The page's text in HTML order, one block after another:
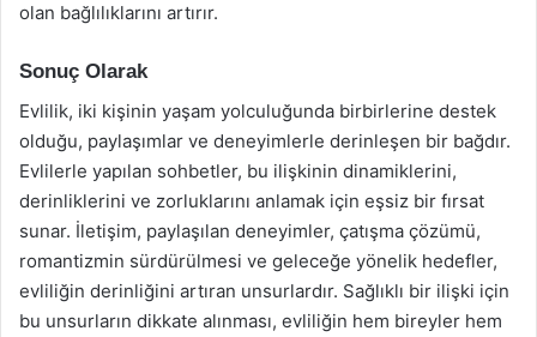
olan bağlılıklarını artırır.
Sonuç Olarak
Evlilik, iki kişinin yaşam yolculuğunda birbirlerine destek
olduğu, paylaşımlar ve deneyimlerle derinleşen bir bağdır.
Evlilerle yapılan sohbetler, bu ilişkinin dinamiklerini,
derinliklerini ve zorluklarını anlamak için eşsiz bir fırsat
sunar. İletişim, paylaşılan deneyimler, çatışma çözümü,
romantizmin sürdürülmesi ve geleceğe yönelik hedefler,
evliliğin derinliğini artıran unsurlardır. Sağlıklı bir ilişki için
bu unsurların dikkate alınması, evliliğin hem bireyler hem